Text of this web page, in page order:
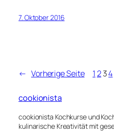
7. Oktober 2016
← Vorherige Seite 1234
cookionista
cookionista Kochkurse und
kulinarische Kreativität mit